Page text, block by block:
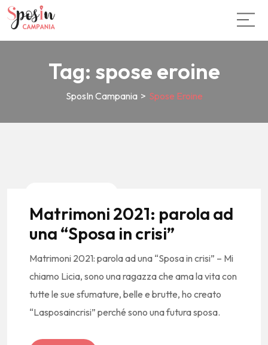
Tag: spose eroine
SposIn Campania > Spose Eroine
Matrimoni 2021: parola ad
una “Sposa in crisi”
Matrimoni 2021: parola ad una “Sposa in crisi” – Mi
chiamo Licia, sono una ragazza che ama la vita con
tutte le sue sfumature, belle e brutte, ho creato
“Lasposaincrisi” perché sono una futura sposa.